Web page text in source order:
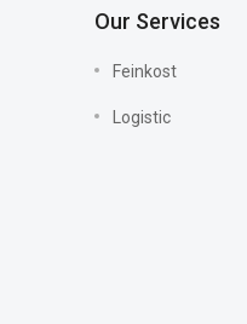
Our Services
Feinkost
Logistic